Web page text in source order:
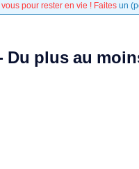
pour rester en vie ! Faites un
plus au